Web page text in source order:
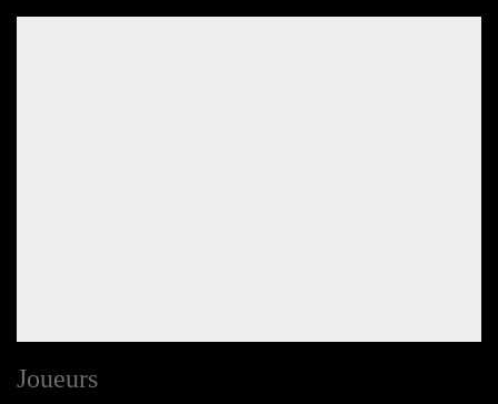
Joueurs